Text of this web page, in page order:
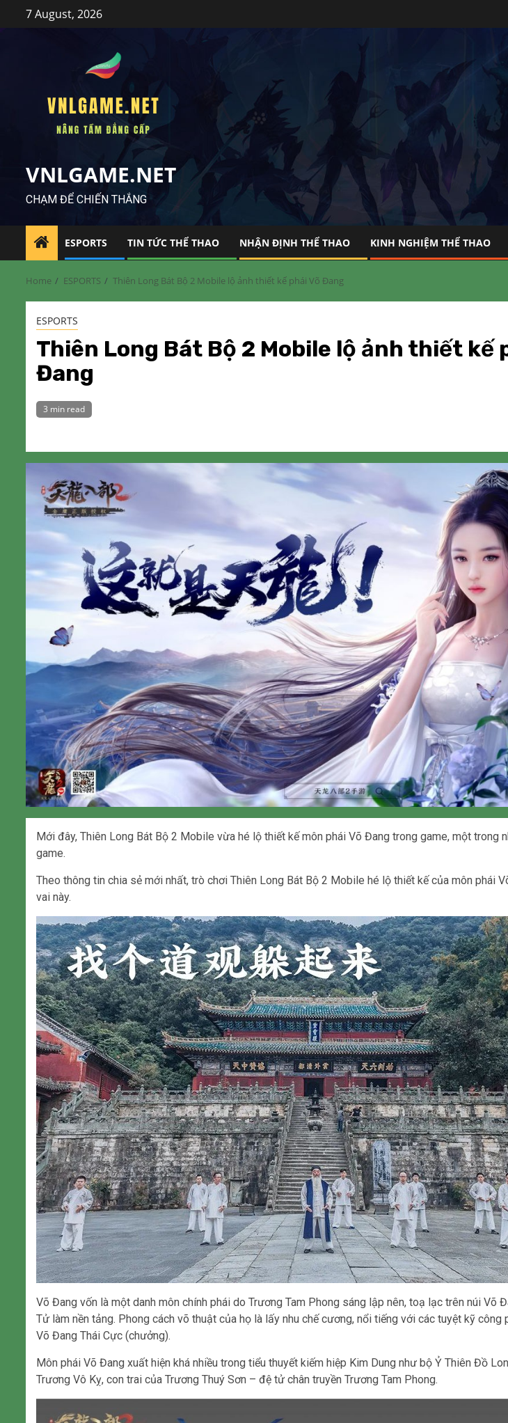
7 August, 2026
VNLGAME.NET
CHẠM ĐỂ CHIẾN THẮNG
ESPORTS TIN TỨC THỂ THAO NHẬN ĐỊNH THỂ THAO KINH NGHIỆM THỂ THAO
Home ESPORTS Thiên Long Bát Bộ 2 Mobile lộ ảnh thiết kế phái Võ Đang
ESPORTS
Thiên Long Bát Bộ 2 Mobile lộ ảnh thiết kế
Đang
3 min read
Mới đây, Thiên Long Bát Bộ 2 Mobile vừa hé lộ thiết kế môn phái Võ Đang trong game, một trong
game.
Theo thông tin chia sẻ mới nhất, trò chơi Thiên Long Bát Bộ 2 Mobile hé lộ thiết kế của môn phái
vai này.
Võ Đang vốn là một danh môn chính phái do Trương Tam Phong sáng lập nên, toạ lạc trên núi Võ
Tử làm nền tảng. Phong cách võ thuật của họ là lấy nhu chế cương, nổi tiếng với các tuyệt kỹ công
Võ Đang Thái Cực (chưởng).
Môn phái Võ Đang xuất hiện khá nhiều trong tiểu thuyết kiếm hiệp Kim Dung như bộ Ỷ Thiên Đồ
Trương Vô Kỵ, con trai của Trương Thuý Sơn – đệ tử chân truyền Trương Tam Phong.